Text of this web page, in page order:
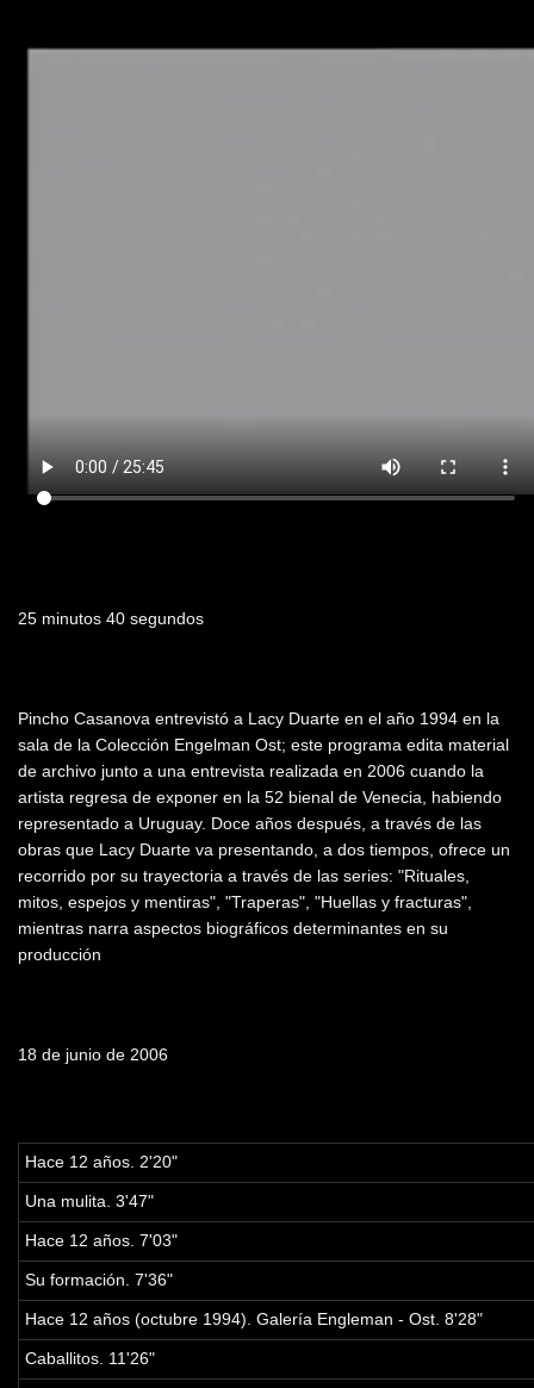
25 minutos 40 segundos
Pincho Casanova entrevistó a Lacy Duarte en el año 1994 en la
sala de la Colección Engelman Ost; este programa edita material
de archivo junto a una entrevista realizada en 2006 cuando la
artista regresa de exponer en la 52 bienal de Venecia, habiendo
representado a Uruguay. Doce años después, a través de las
obras que Lacy Duarte va presentando, a dos tiempos, ofrece un
recorrido por su trayectoria a través de las series: "Rituales,
mitos, espejos y mentiras", "Traperas", "Huellas y fracturas",
mientras narra aspectos biográficos determinantes en su
producción
18 de junio de 2006
Hace 12 años. 2'20"
Una mulita. 3'47"
Hace 12 años. 7'03"
Su formación. 7'36"
Hace 12 años (octubre 1994). Galería Engleman - Ost. 8'28"
Caballitos. 11'26"